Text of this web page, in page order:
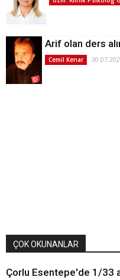
Arif olan ders
Cemil Kenar
ÇOK OKUNANLAR
Çorlu Esentepe'de 1/33